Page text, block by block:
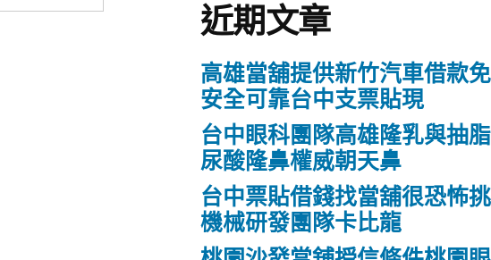
近期文章
高雄當舖提供新竹汽車借款
安全可靠台中支票貼現
台中眼科團隊高雄隆乳與抽
尿酸隆鼻權威朝天鼻
台中票貼借錢找當舖很恐怖
機械研發團隊卡比龍